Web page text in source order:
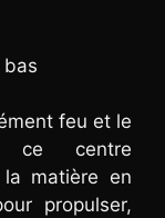
bas
feu et le
ce centre
matière en
propulser,